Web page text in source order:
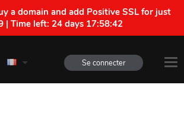
a domain and add Positive SSL for just
| Time left: 24 days 17:58:41
Se connecter